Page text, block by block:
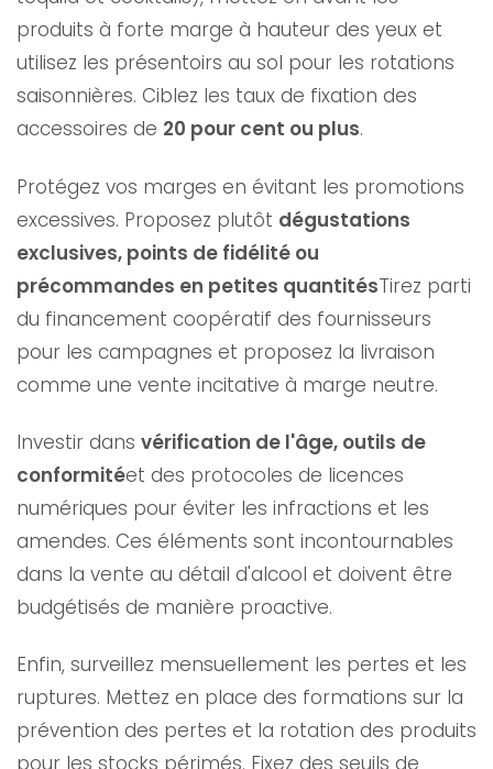
produits à forte marge à hauteur des yeux et
utilisez les présentoirs au sol pour les rotations
saisonnières. Ciblez les taux de fixation des
accessoires de 20 pour cent ou plus.
Protégez vos marges en évitant les promotions
excessives. Proposez plutôt dégustations
exclusives, points de fidélité ou
précommandes en petites quantitésTirez parti
du financement coopératif des fournisseurs
pour les campagnes et proposez la livraison
comme une vente incitative à marge neutre.
Investir dans vérification de l'âge, outils de
conformitéet des protocoles de licences
numériques pour éviter les infractions et les
amendes. Ces éléments sont incontournables
dans la vente au détail d'alcool et doivent être
budgétisés de manière proactive.
Enfin, surveillez mensuellement les pertes et les
ruptures. Mettez en place des formations sur la
prévention des pertes et la rotation des produits
pour les stocks périmés. Fixez des seuils de